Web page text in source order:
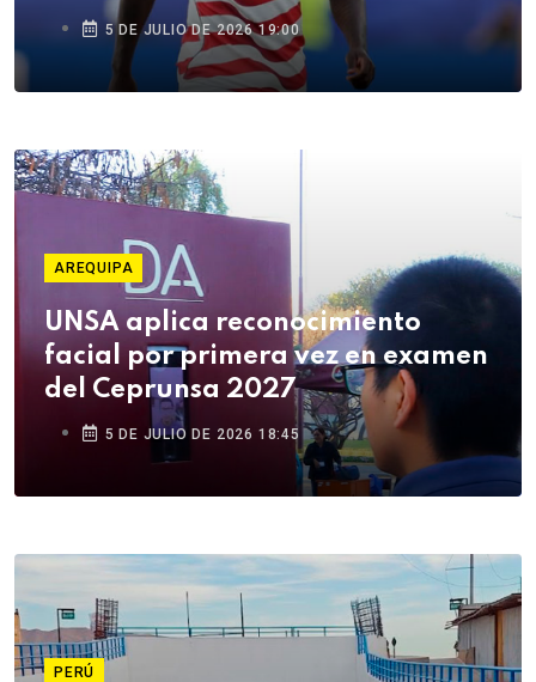
5 DE JULIO DE 2026 19:00
AREQUIPA
UNSA aplica reconocimiento
facial por primera vez en examen
del Ceprunsa 2027
5 DE JULIO DE 2026 18:45
PERÚ